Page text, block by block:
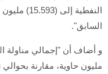
السابق".